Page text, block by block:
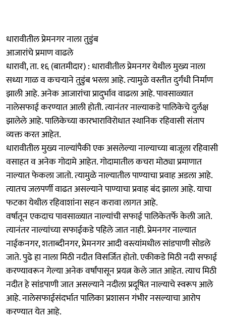
धारावीतील प्रेमनगर नाला तुडुंब
आजारांचे प्रमाण वाढले
धारावी, ता. १६ (बातमीदार) : धारावीतील प्रेमनगर येथील मुख्य नाला
सध्या गाळ व कचऱ्याने तुडुंब भरला आहे. त्‍यामुळे वस्तीत दुर्गंधी निर्माण
झाली आहे. अनेक आजारांचा प्रादुर्भाव वाढला आहे. पावसाळ्यात
नालेसफाई करण्यात आली होती. त्यानंतर नाल्याकडे पालिकेचे दुर्लक्ष
झालेले आहे. पालिकेच्या कारभाराविरोधात स्थानिक रहिवासी संताप
व्यक्त करत आहेत.
धारावीतील मुख्य नाल्यांपैकी एक असलेल्या नाल्याच्या बाजूला रहिवासी
वसाहत व अनेक गोदामे आहेत. गोदामातील कचरा मोठ्या प्रमाणात
नाल्यात फेकला जातो. त्‍यामुळे नाल्यातील पाण्याचा प्रवाह अडला आहे.
त्यातच जलपर्णी वाढत असल्याने पाण्याचा प्रवाह बंद झाला आहे. याचा
फटका येथील रहिवाशांना सहन करावा लागत आहे.
वर्षातून एकदाच पावसाळ्यात नाल्यांची सफाई पालिकेतर्फे केली जाते.
त्यानंतर नाल्यांच्या सफाईकडे पहिले जात नाही. प्रेमनगर नाल्यात
नाईकनगर, शताब्दीनगर, प्रेमनगर आदी वस्त्यांमधील सांडपाणी सोडले
जाते. पुढे हा नाला मिठी नदीत विसर्जित होतो. एकीकडे मिठी नदी सफाई
करण्यावरून गेल्‍या अनेक वर्षांपासून प्रयत्न केले जात आहेत. त्याच मिठी
नदीत हे सांडपाणी जात असल्याने नदीला प्रदूषित नाल्याचे स्वरूप आले
आहे. नालेसफाईसंदर्भात पालिका प्रशासन गंभीर नसल्याचा आरोप
करण्यात येत आहे.